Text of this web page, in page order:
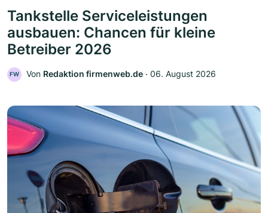
Tankstelle Serviceleistungen
ausbauen: Chancen für kleine
Betreiber 2026
FW Von Redaktion firmenweb.de ‧ 06. August 2026